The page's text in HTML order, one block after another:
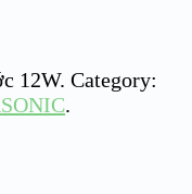
12W. Category:
.